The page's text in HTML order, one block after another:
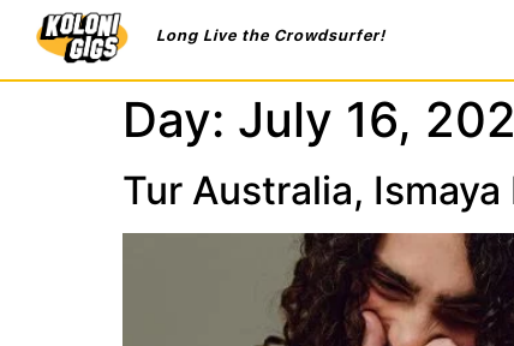
Long Live the Crowdsurfer!
Day: July 16,
Tur Australia,